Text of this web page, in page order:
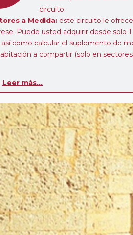
circuito.
a Medida: este circuito le
Puede usted adquirir desde solo
así como calcular el suplemento de
a compartir (solo en
en su viaje, en la ciudad que
El suplemento por parada
para tomar otro circuito del mismo
Club:este circuito, en cualquier
en los últimos 3 años y que
tras rellenar el cuestionario de
con un descuento del 5%.
Leer más...